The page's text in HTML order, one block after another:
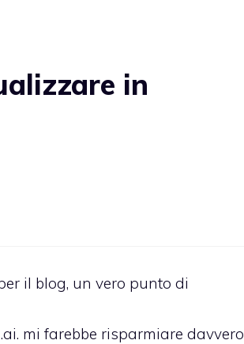
in
il blog, un vero punto di
mi farebbe risparmiare davvero